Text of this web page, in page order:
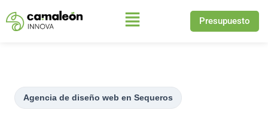
Saltar
Presupuesto
Agencia de diseño web en Sequeros